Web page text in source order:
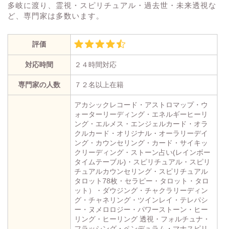
多岐に渡り、霊視・スピリチュアル・過去世・未来透視な
ど、専門家は多数います。
評価
対応時間 ２４時間対応
専門家の人数 ７２名以上在籍
アカシックレコード・アストロマップ・ウ
ォーターリーディング・エネルギーヒーリ
ング・エルメス・エンジェルカード・オラ
クルカード・オリジナル・オーラリーデイ
ング・カウンセリング・カード・サイキッ
クリーディング・ストーン占い(レインボー
タイムテーブル)・スピリチュアル・スピリ
チュアルカウンセリング・スピリチュアル
タロット78枚・セラピー・タロット・タロ
ット）・ダウジング・チャクラリーディン
グ・チャネリング・ツインレイ・テレパシ
ー・ヌメロロジー・パワーストーン・ヒー
リング・ヒーリング 透視・フォルチュナ・